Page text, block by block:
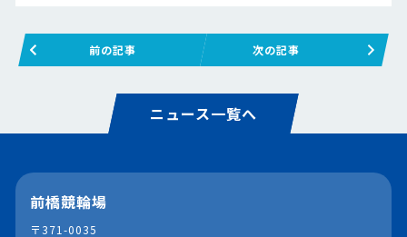
前の記事 次の記事
ニュース一覧へ
前橋競輪場
〒371-0035